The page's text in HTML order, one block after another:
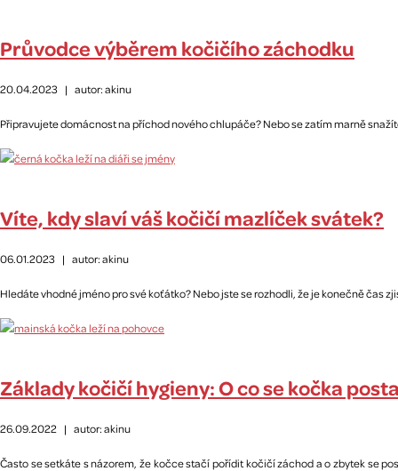
Průvodce výběrem kočičího záchodku
20.04.2023 | autor: akinu
Připravujete domácnost na příchod nového chlupáče? Nebo se zatím marně
Víte, kdy slaví váš kočičí mazlíček svátek?
06.01.2023 | autor: akinu
Hledáte vhodné jméno pro své koťátko? Nebo jste se rozhodli, že je konečně čas
Základy kočičí hygieny: O co se kočka
26.09.2022 | autor: akinu
Často se setkáte s názorem, že kočce stačí pořídit kočičí záchod a o zbytek se